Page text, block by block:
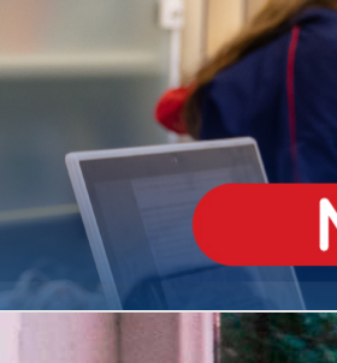
MÉDIO
igh School
Diplomação
FUNDAMENTAL